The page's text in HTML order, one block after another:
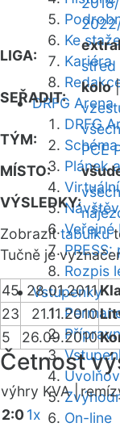
Ke
Kariéra
DRFG Arena
DRFG
Plánek
Veřejné
Rozpis
Vstupenky
On-line
LIGA:
střed
SEŘADIT:
kolo
TÝM:
PCE
MÍSTO:
VÝSLEDKY:
Zobrazittabulku
Tučně je
45 28.01.2011
23
21.11.2010
5
26.09.2010
Četnost
výhry KVA |
2:01x